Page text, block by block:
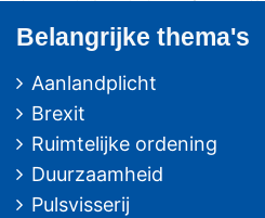
Belangrijke thema's
Aanlandplicht
Brexit
Ruimtelijke ordening
Duurzaamheid
Pulsvisserij